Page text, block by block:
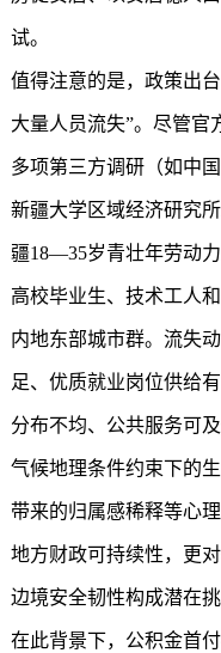
试。
值得注意的是，政策出
大量人员流失”。尽管官
多项第三方调研（如中
新疆大学区域经济研究
疆18—35岁青壮年劳动
高校毕业生、技术工人
内地东部城市群。流失
足、优质就业岗位供给
分布不均、公共服务可
气候地理条件约束下的
带来的归属感稀释等心
地方财政可持续性，更
边境安全韧性构成潜在挑
在此背景下，公积金首